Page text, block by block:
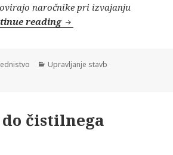
naročnike pri izvajanju
reading Upravniku dela nikoli
Categories
Upravljanje stavb
čistilnega